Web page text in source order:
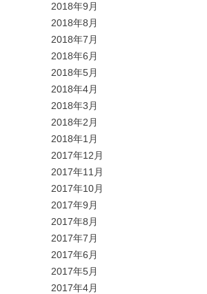
2018年9月
2018年8月
2018年7月
2018年6月
2018年5月
2018年4月
2018年3月
2018年2月
2018年1月
2017年12月
2017年11月
2017年10月
2017年9月
2017年8月
2017年7月
2017年6月
2017年5月
2017年4月